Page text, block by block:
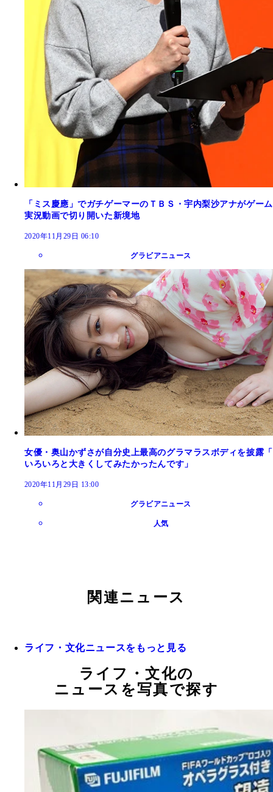
「ミス慶應」でガチゲーマーのＴＢＳ・宇内梨沙アナがゲーム
実況動画で切り開いた新境地
2020年11月29日 06:10
グラビアニュース
女優・奥山かずさが自分史上最高のグラマラスボディを披露「
いろいろと大きくしてみたかったんです」
2020年11月29日 13:00
グラビアニュース
人気
関連ニュース
ライフ・文化ニュースをもっと見る
ライフ・文化の
ニュースを写真で探す